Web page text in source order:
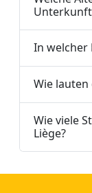
Unterkunft
In welcher
Wie lauten
Wie viele
Liège?